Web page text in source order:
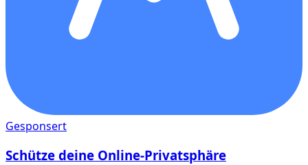
Gesponsert
Schütze deine Online-Privatsphäre